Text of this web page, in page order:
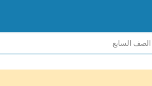
السابع